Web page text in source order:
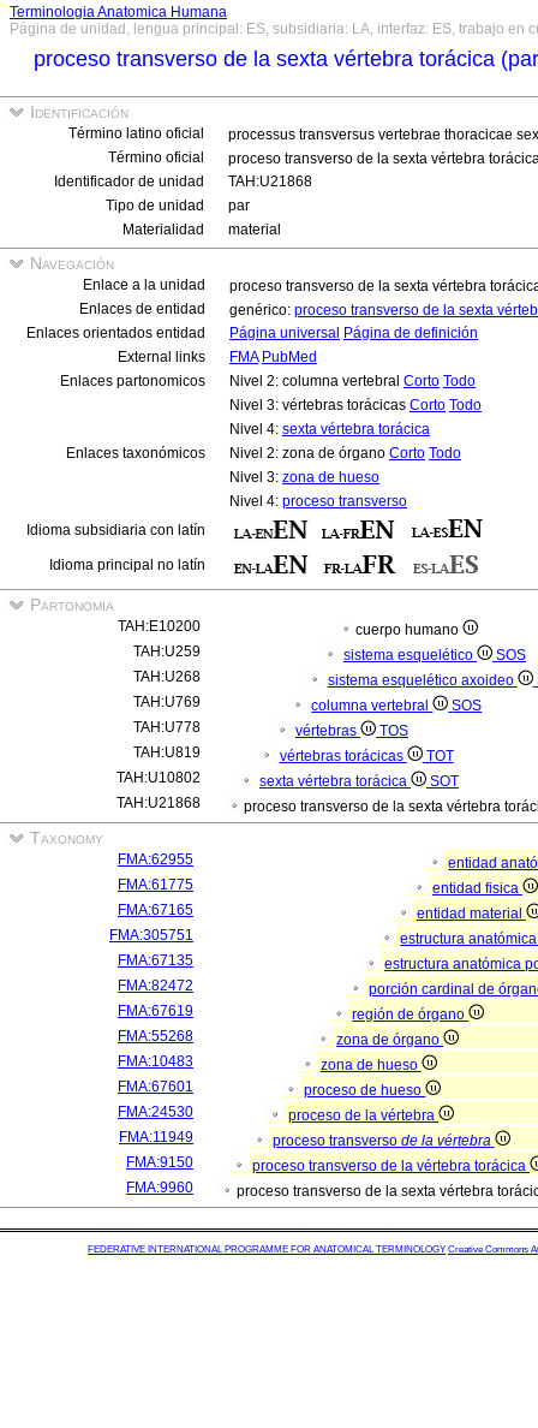
Terminologia Anatomica Humana
Página de unidad, lengua principal: ES, subsidiaria: LA, interfaz: ES, trabajo en
proceso transverso de la sexta vértebra torácica
Identificación
Término latino oficial
processus transversus vertebrae thoracicae
Término oficial
proceso transverso de la sexta vértebra
Identificador de unidad
TAH:U21868
Tipo de unidad
par
Materialidad
material
Navegación
Enlace a la unidad
proceso transverso de la sexta vértebra
Enlaces de entidad
genérico: proceso transverso de la sexta
Enlaces orientados entidad
Página universal Página de definición
External links
FMA PubMed
Enlaces partonomicos
Nivel 2: columna vertebral Corto Todo
Nivel 3: vértebras torácicas Corto Todo
Nivel 4: sexta vértebra torácica
Enlaces taxonómicos
Nivel 2: zona de órgano Corto Todo
Nivel 3: zona de hueso
Nivel 4: proceso transverso
Idioma subsidiaria con latín
Idioma principal no latín
Partonomia
TAH:E10200
cuerpo humano
TAH:U259
sistema esquelético
SOS
TAH:U268
sistema esquelético axoideo
TAH:U769
columna vertebral
SOS
TAH:U778
vértebras
TOS
TAH:U819
vértebras torácicas
TOT
TAH:U10802
sexta vértebra torácica
SOT
TAH:U21868
proceso transverso de la sexta vértebra
Taxonomy
FMA:62955
entidad
FMA:61775
entidad fisica
FMA:67165
entidad material
FMA:305751
estructura
FMA:67135
estructura anatómica
FMA:82472
porción cardinal de
FMA:67619
región de órgano
FMA:55268
zona de órgano
FMA:10483
zona de hueso
FMA:67601
proceso de hueso
FMA:24530
proceso de la vértebra
FMA:11949
proceso transverso de la vértebra
FMA:9150
proceso transverso de la vértebra torácica
FMA:9960
proceso transverso de la sexta vértebra
FEDERATIVE INTERNATIONAL PROGRAMME FOR ANATOMICAL TERMINOLOGY Creative Commons